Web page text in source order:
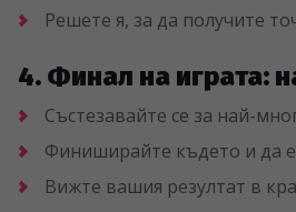
Решете я, за да получите
4. Финал на играта:
Състезавайте се за най-
Финиширайте където и да
Вижте вашия резултат в